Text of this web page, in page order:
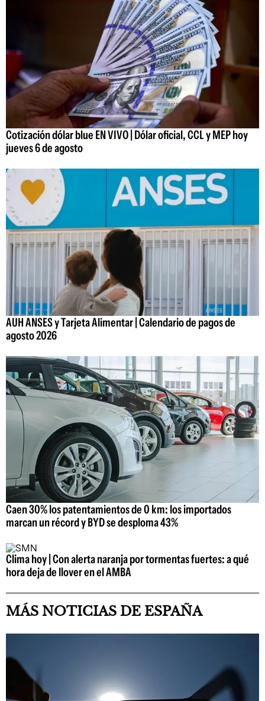
Cotización dólar blue EN VIVO | Dólar oficial, CCL y MEP hoy
jueves 6 de agosto
AUH ANSES y Tarjeta Alimentar | Calendario de pagos de
agosto 2026
Caen 30% los patentamientos de 0 km: los importados
marcan un récord y BYD se desploma 43%
Clima hoy | Con alerta naranja por tormentas fuertes: a qué
hora deja de llover en el AMBA
MÁS NOTICIAS DE ESPAÑA